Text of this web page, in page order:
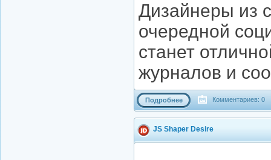
Дизайнеры из
очередной
станет
журналов и
Подробнее Комментариев: 0
JS Shaper Desire